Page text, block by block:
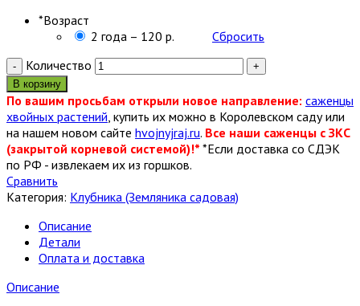
*Возраст
2 года – 120 р.
Сбросить
Количество
В корзину
По вашим просьбам открыли новое направление: саженцы
хвойных растений , купить их можно в Королевском саду или
на нашем новом сайте hvojnyjraj.ru. Все наши саженцы с ЗКС
(закрытой корневой системой)!* *Если доставка со СДЭК
по РФ - извлекаем их из горшков.
Сравнить
Категория: Клубника (Земляника садовая)
Описание
Детали
Оплата и доставка
Описание